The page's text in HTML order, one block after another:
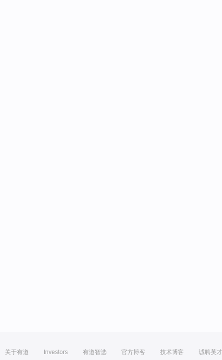
关于有道 Investors 有道智选 官方博客 技术博客 诚聘英才